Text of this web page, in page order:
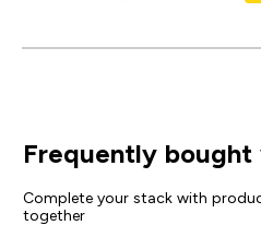
Frequently bought
Complete your stack with
together